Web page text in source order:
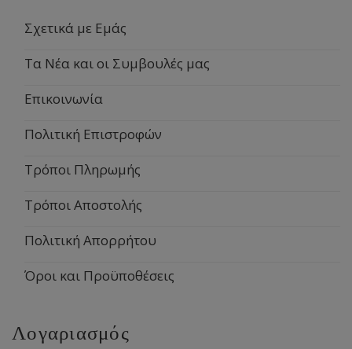
Σχετικά με Εμάς
Τα Νέα και οι Συμβουλές μας
Επικοινωνία
Πολιτική Επιστροφών
Τρόποι Πληρωμής
Τρόποι Αποστολής
Πολιτική Απορρήτου
Όροι και Προϋποθέσεις
Λογαριασμός